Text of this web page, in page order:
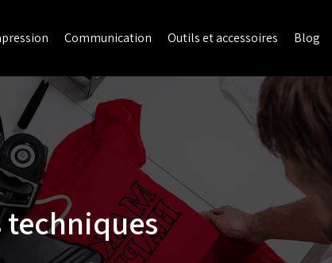
Communication Outils et accessoires Blog